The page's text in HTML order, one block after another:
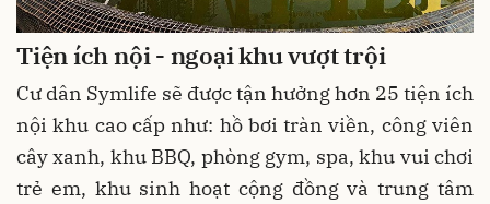
Tiện ích nội - ngoại khu vượt trội
Cư dân Symlife sẽ được tận hưởng hơn 25 tiện ích
nội khu cao cấp như: hồ bơi tràn viền, công viên
cây xanh, khu BBQ, phòng gym, spa, khu vui chơi
trẻ em, khu sinh hoạt cộng đồng và trung tâm